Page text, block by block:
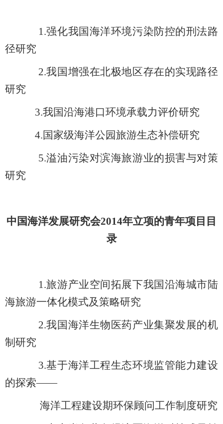
1.强化我国海洋环境污染防控的刑法路
径研究
2.我国增强在北极地区存在的实现路径
研究
3.我国沿海港口环境承载力评价研究
4.国家级海洋公园旅游生态补偿研究
5.溢油污染对滨海旅游业的损害与对策
研究
中国海洋发展研究会2014年立项的青年项目目
录
1.旅游产业空间拓展下我国沿海城市陆
海旅游一体化模式及策略研究
2.我国海洋生物医药产业集聚发展的机
制研究
3.基于海洋工程生态环境监管能力建设
的探索——
海洋工程建设期环保顾问工作制度研究